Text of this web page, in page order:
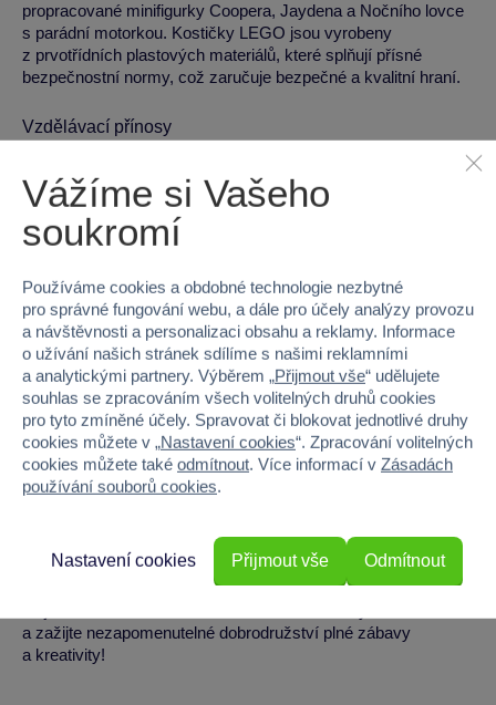
propracované minifigurky Coopera, Jaydena a Nočního lovce
s parádní motorkou. Kostičky LEGO jsou vyrobeny
z prvotřídních plastových materiálů, které splňují přísné
bezpečnostní normy, což zaručuje bezpečné a kvalitní hraní.
Vzdělávací přínosy
Rozvoj jemné motoriky a kreativního myšlení
Podpora logického myšlení a strategického plánování
Stimulace představivosti a hraní rolí
Technická specifikace
Hloubka:5.65 cm
Výška: 26.2 cm
Šířka:38.2 cm
Hmotnost:722 g
Pro koho je hračka vhodná
pro dítě, které má rádo akční příběhy a zábavné
dobrodružství. Perfektní volba pro hry doma i na cestách.
a zažijte nezapomenutelné dobrodružství plné zábavy
a kreativity!
Vážíme si Vašeho
soukromí
Používáme cookies a obdobné technologie nezbytné
pro správné fungování webu, a dále pro účely analýzy provozu
a návštěvnosti a personalizaci obsahu a reklamy. Informace
o užívání našich stránek sdílíme s našimi reklamními
a analytickými partnery. Výběrem „Přijmout vše“ udělujete
souhlas se zpracováním všech volitelných druhů cookies
pro tyto zmíněné účely. Spravovat či blokovat jednotlivé druhy
cookies můžete v „Nastavení cookies“. Zpracování volitelných
cookies můžete také odmítnout. Více informací v Zásadách
používání souborů cookies.
Odmítnout
Nastavení cookies Přijmout vše